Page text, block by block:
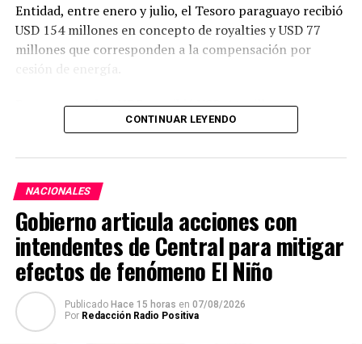
Entidad, entre enero y julio, el Tesoro paraguayo recibió
USD 154 millones en concepto de royalties y USD 77
millones que corresponden a la compensación por
cesión de energía.
Por su parte, la ANDE percibió USD 44 millones por
resarcimiento de las cargas de administración y
En julio, Itaipu realizó transferencias por USD 36
millones al Paraguay, de los cuales, USD 22 millones
correspondieron a royalties, USD 12 millones a
compensación por cesión de energía y USD 1,7 millones
destinados a la ANDE en concepto de resarcimiento.
Con este último desembolso, las transferencias
realizadas al Estado paraguayo alcanzaron
millones
CONTINUAR LEYENDO
NACIONALES
Gobierno articula acciones con
intendentes de Central para mitigar
efectos de fenómeno El Niño
Publicado Hace 15 horas en 07/08/2026
Por Redacción Radio Positiva